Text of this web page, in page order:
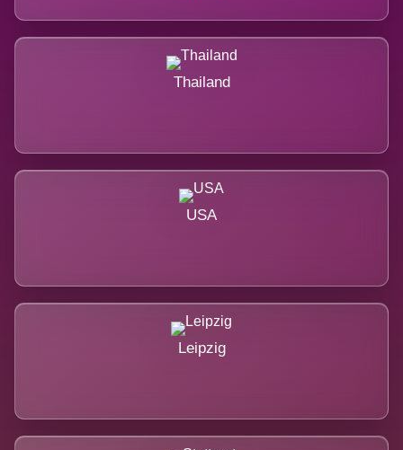
Thailand
USA
Leipzig